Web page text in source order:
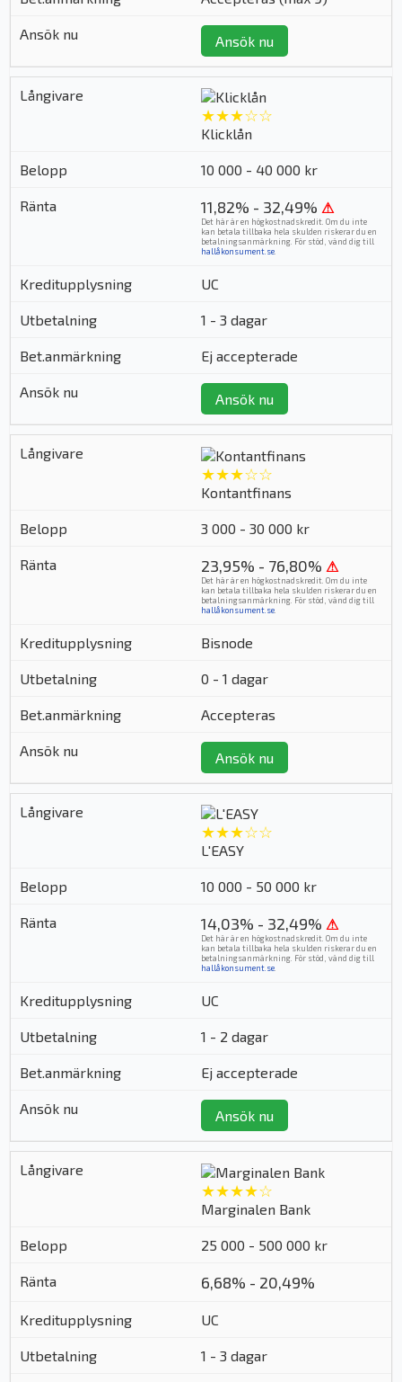
Ansök nu
★★★☆☆
Klicklån
10 000 - 40 000 kr
11,82% - 32,49% ⚠
Det här är en högkostnadskredit. Om du inte
kan betala tillbaka hela skulden riskerar du en
betalningsanmärkning. För stöd, vänd dig till
hallåkonsument.se.
UC
1 - 3 dagar
Ej accepterade
Ansök nu
★★★☆☆
Kontantfinans
3 000 - 30 000 kr
23,95% - 76,80% ⚠
Det här är en högkostnadskredit. Om du inte
kan betala tillbaka hela skulden riskerar du en
betalningsanmärkning. För stöd, vänd dig till
hallåkonsument.se
Bisnode
0 - 1 dagar
Accepteras
Ansök nu
★★★☆☆
L'EASY
10 000 - 50 000 kr
14,03% - 32,49% ⚠
Det här är en högkostnadskredit. Om du inte
kan betala tillbaka hela skulden riskerar du en
betalningsanmärkning. För stöd, vänd dig till
hallåkonsument.se.
UC
1 - 2 dagar
Ej accepterade
Ansök nu
★★★★☆
Marginalen Bank
25 000 - 500 000 kr
6,68% - 20,49%
UC
1 - 3 dagar